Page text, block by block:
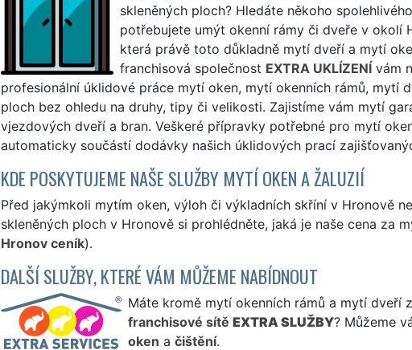
skleněných ploch? Hledáte někoho
potřebujete umýt okenní rámy či dveře v okolí
která právě toto důkladně mytí dveří a mytí
franchisová společnost EXTRA UKLÍZENÍvám
profesionální úklidové práce mytí oken, mytí okenních rámů, mytí
ploch bez ohledu na druhy, tipy či velikosti. Zajistíme vám mytí
vjezdových dveří a bran. Veškeré přípravky potřebné pro mytí
automaticky součástí dodávky našich úklidových prací
KDE POSKYTUJEME NAŠE SLUŽBY MYTÍ OKEN A ŽALUZIÍ
Před jakýmkoli mytím oken, výloh či výkladních skříní v Hronově
skleněných ploch v Hronově si prohlédněte, jaká je naše cena za
Hronov ceník).
DALŠÍ SLUŽBY, KTERÉ VÁM MŮŽEME NABÍDNOUT
Máte kromě mytí okenních rámů a mytí dveří
franchisové sítě EXTRA SLUŽBY? Můžeme
oken a čištění.